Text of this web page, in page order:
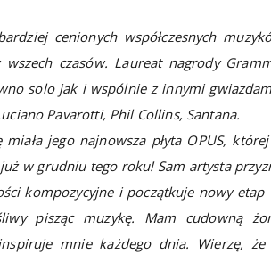
cenionych współczesnych
wszech czasów. Laureat nagrody
solo jak i wspólnie z innymi
Pavarotti, Phil Collins, Santana.
jego najnowsza płyta OPUS, której
w grudniu tego roku! Sam artysta
kompozycyjne i początkuje nowy etap
pisząc muzykę. Mam cudowną
mnie każdego dnia. Wierzę,